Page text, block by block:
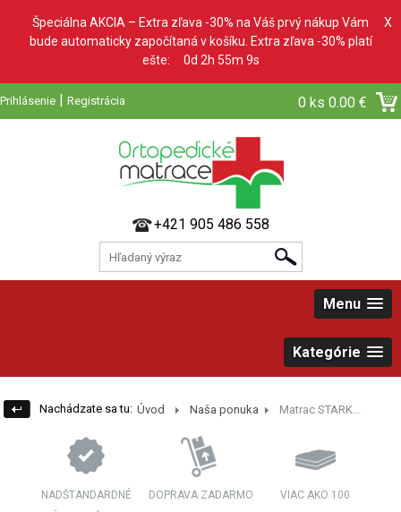
Špeciálna AKCIA – Extra zľava -30% na Váš prvý nákup Vám
bude automaticky započítaná v košíku. Extra zľava -30% platí
ešte: 0d 2h 55m 8s
X
Prihlásenie | Registrácia 0 ks 0.00 €
+421 905 486 558
Menu
Kategórie
Nachádzate sa tu: Úvod Naša ponuka Matrac STARK...
NADŠTANDARDNÉ
DOPRAVA ZADARMO
VIAC AKO 100